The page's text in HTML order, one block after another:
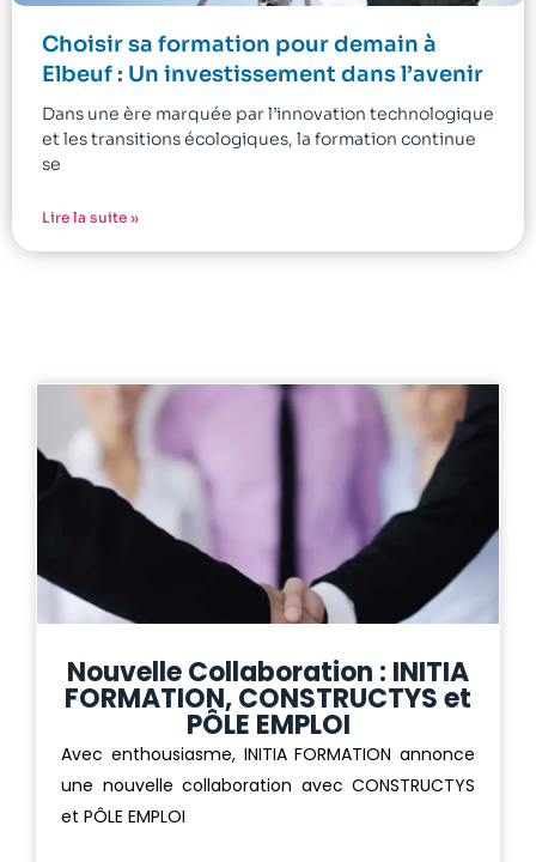
Choisir sa formation pour demain à
Elbeuf : Un investissement dans l’avenir
Dans une ère marquée par l’innovation technologique
et les transitions écologiques, la formation continue
se
Lire la suite »
Nouvelle Collaboration : INITIA
FORMATION, CONSTRUCTYS et
PÔLE EMPLOI
Avec enthousiasme, INITIA FORMATION annonce
une nouvelle collaboration avec CONSTRUCTYS
et PÔLE EMPLOI